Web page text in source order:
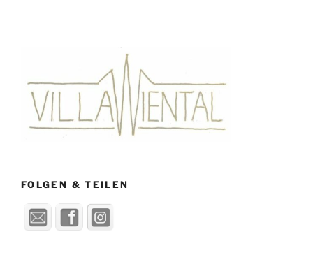
FOLGEN & TEILEN